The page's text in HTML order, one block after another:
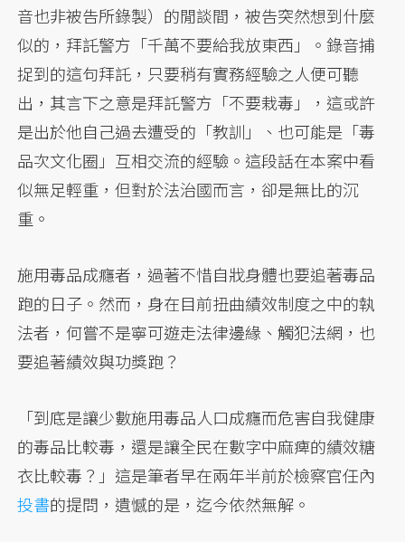
音也非被告所錄製）的閒談間，被告突然想到什麼
似的，拜託警方「千萬不要給我放東西」。錄音捕
捉到的這句拜託，只要稍有實務經驗之人便可聽
出，其言下之意是拜託警方「不要栽毒」，這或許
是出於他自己過去遭受的「教訓」、也可能是「毒
品次文化圈」互相交流的經驗。這段話在本案中看
似無足輕重，但對於法治國而言，卻是無比的沉
重。
施用毒品成癮者，過著不惜自戕身體也要追著毒品
跑的日子。然而，身在目前扭曲績效制度之中的執
法者，何嘗不是寧可遊走法律邊緣、觸犯法網，也
要追著績效與功獎跑？
「到底是讓少數施用毒品人口成癮而危害自我健康
的毒品比較毒，還是讓全民在數字中麻痺的績效糖
衣比較毒？」這是筆者早在兩年半前於檢察官任內
投書的提問，遺憾的是，迄今依然無解。